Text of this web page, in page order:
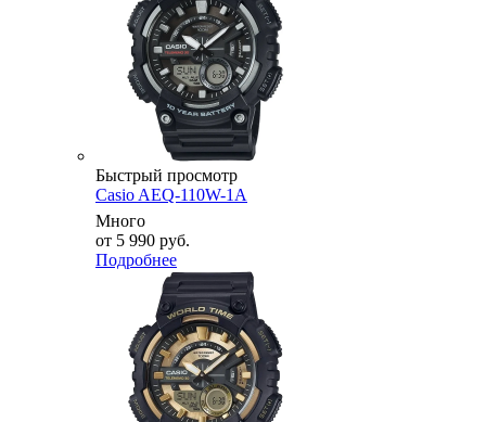
Быстрый просмотр
Casio AEQ-110W-1A
Много
от 5 990 руб.
Подробнее